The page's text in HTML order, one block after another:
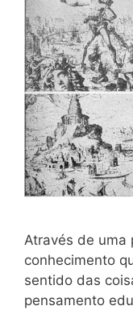
Através de uma
conhecimento
sentido das
pensamento